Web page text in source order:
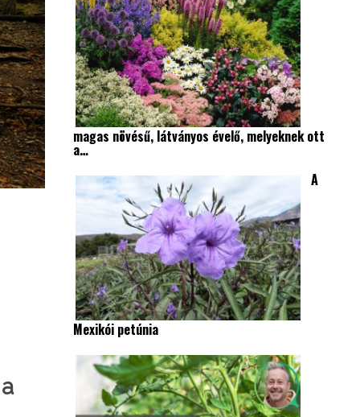
magas növésű, látványos évelő, melyeknek ott
a…
A
Mexikói petúnia